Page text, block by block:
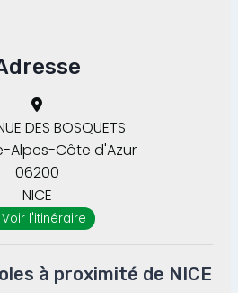
DES BOSQUETS
NICE
Alpes-Côte d'Azur
06200
Voir l'itinéraire
à proximité de NICE